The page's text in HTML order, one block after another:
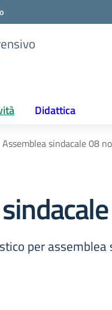
Didattica
Assemblea sindacale 08
per assemblea